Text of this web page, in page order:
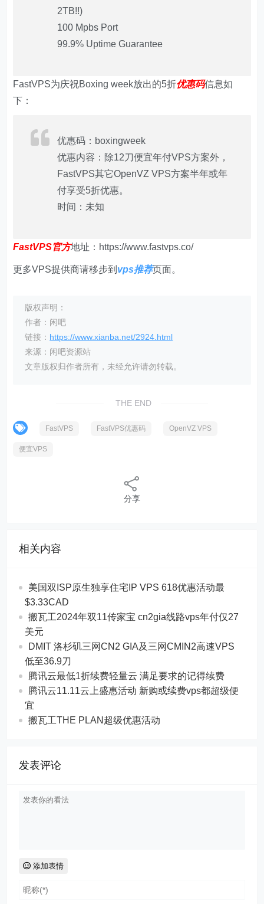
2TB!!)
100 Mpbs Port
99.9% Uptime Guarantee
FastVPS为庆祝Boxing week放出的5折优惠码信息如
下：
优惠码：boxingweek
优惠内容：除12刀便宜年付VPS方案外，
FastVPS其它OpenVZ VPS方案半年或年
付享受5折优惠。
时间：未知
FastVPS官方地址：https://www.fastvps.co/
更多VPS提供商请移步到 vps推荐页面。
版权声明：
作者：闲吧
链接： https://www.xianba.net/2924.html
来源：闲吧资源站
文章版权归作者所有，未经允许请勿转载。
THE END
FastVPS FastVPS优惠码 OpenVZ VPS
便宜VPS
分享
相关内容
美国双ISP原生独享住宅IP VPS 618优惠活动最
$3.33CAD
搬瓦工2024年双11传家宝 cn2gia线路vps年付仅27
美元
DMIT 洛杉矶三网CN2 GIA及三网CMIN2高速VPS
低至36.9刀
腾讯云最低1折续费轻量云 满足要求的记得续费
腾讯云11.11云上盛惠活动 新购或续费vps都超级便
宜
搬瓦工THE PLAN超级优惠活动
发表评论
添加表情